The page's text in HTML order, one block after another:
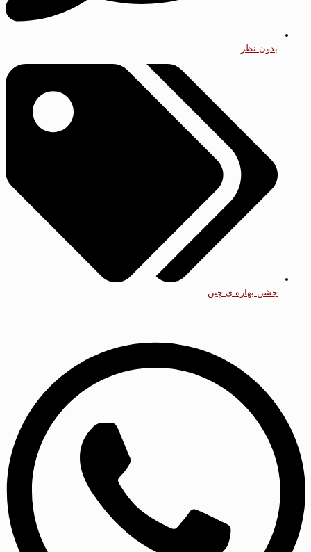
بدون نظر
جشن بهاره ی چین